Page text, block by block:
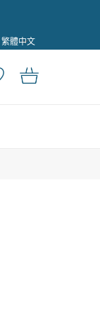
語
言
繁體中文
購物車